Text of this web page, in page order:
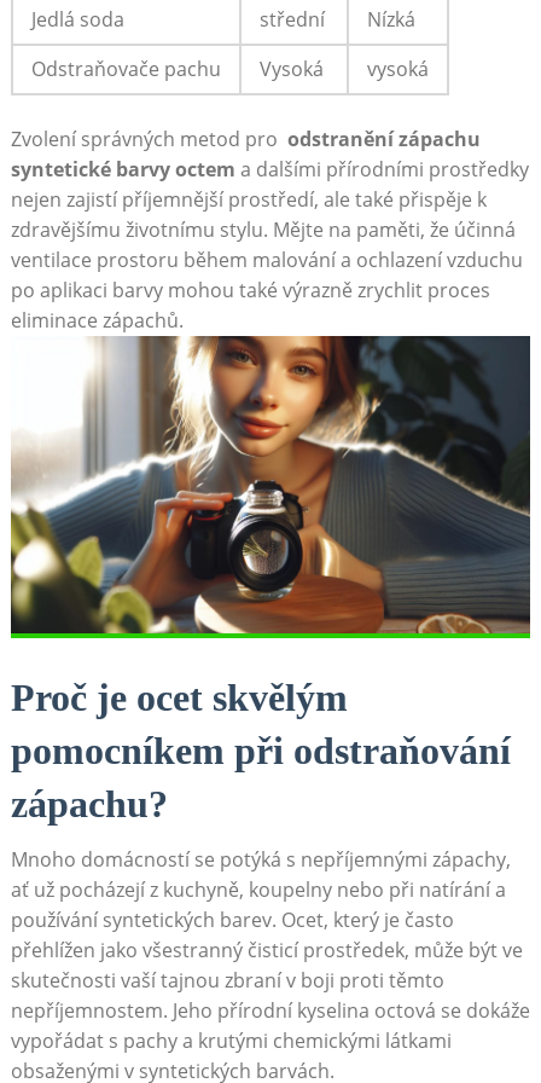
Jedlá soda střední
Nízká
Odstraňovače pachu
Vysoká vysoká
Zvolení správných⁣ metod pro ‌ odstranění zápachu⁤
syntetické barvy ⁢octem ​a dalšími přírodními‍ prostředky
nejen zajistí příjemnější prostředí, ale ​také přispěje k
⁢zdravějšímu životnímu stylu. ​Mějte na ⁤paměti, že účinná
ventilace prostoru⁢ během malování a ochlazení ‌vzduchu
po ⁣aplikaci ​barvy ⁤mohou⁤ také ⁣výrazně zrychlit proces
eliminace zápachů.
Proč je ocet skvělým⁤
pomocníkem při odstraňování
zápachu?
Mnoho domácností se potýká ‌s nepříjemnými⁢ zápachy,
‍ať už pocházejí z kuchyně, koupelny nebo při natírání ⁢a ​
používání ‌syntetických barev. Ocet,⁢ který‌ je často
přehlížen jako⁤ všestranný čisticí prostředek, ‍může být ve
skutečnosti⁤ vaší⁢ tajnou zbraní v boji ⁣proti těmto
nepříjemnostem. ⁤Jeho ​přírodní kyselina octová se dokáže
vypořádat s pachy a ⁣krutými chemickými látkami
obsaženými v syntetických barvách.